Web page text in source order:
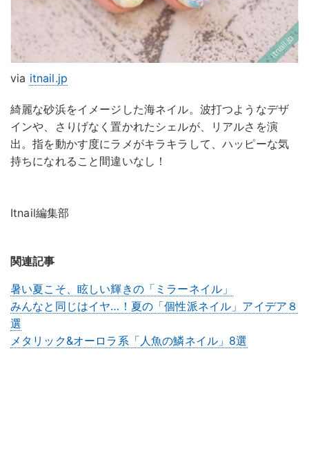
via itnail.jp
綺麗な砂浜をイメージした海ネイル。波打つようなデザ
インや、さりげなく置かれたシェルが、リアルさを演
出。指を動かす度にラメがキラキラして、ハッピーな気
持ちになれること間違いなし！
Itnail編集部
関連記事
暑い夏こそ、眩しい輝きの「ミラーネイル」
みんなと同じはイヤ…！夏の「個性派ネイル」アイデア８
選
メタリック&オーロラ系「人魚の鱗ネイル」8選